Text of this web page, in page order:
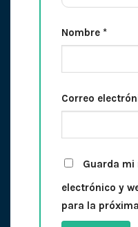
Nombre *
Correo
Guarda mi
electrónico y
para la